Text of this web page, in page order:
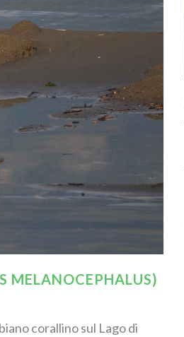
MELANOCEPHALUS)
corallino sul Lago di